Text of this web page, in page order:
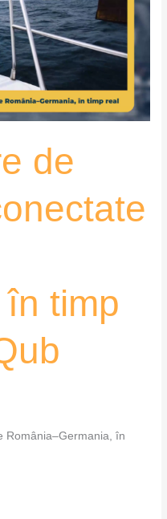
de
timp
România–Germania, în